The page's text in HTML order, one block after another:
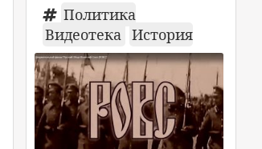
Политика
Видеотека История